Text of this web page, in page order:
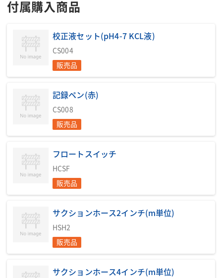
PDF
S-1964_コンパクト濁水処理機・粉体濁水処理
付属購入商品
校正液セット(pH4-7 KCL液)
CS004
販売品
記録ペン(赤)
CS008
販売品
フロートスイッチ
HCSF
販売品
サクションホース2インチ(m単位)
HSH2
販売品
サクションホース4インチ(m単位)